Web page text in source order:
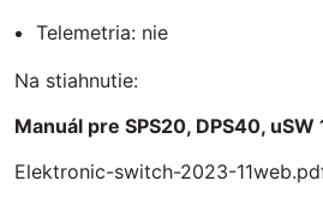
Telemetria: nie
Na stiahnutie:
Manuál pre SPS20, DPS40, uSW
Elektronic-switch-2023-